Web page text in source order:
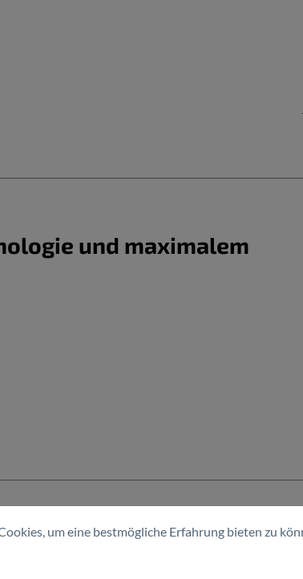
und maximalem
um eine bestmögliche Erfahrung bieten zu